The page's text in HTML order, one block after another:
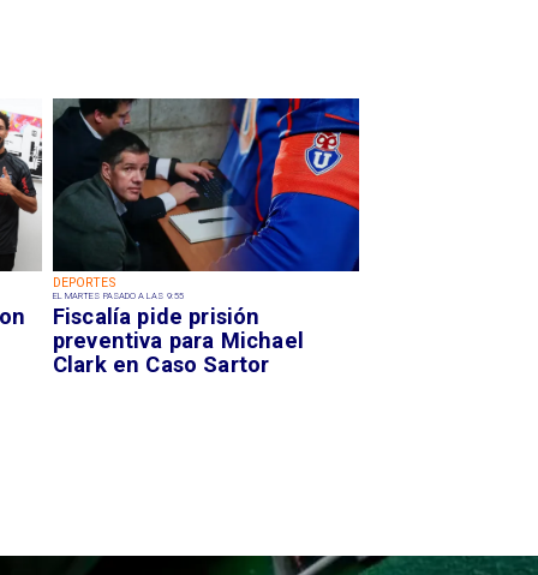
DEPORTES
EL MARTES PASADO A LAS 9:55
Fiscalía pide prisión
preventiva para Michael
Clark en Caso Sartor